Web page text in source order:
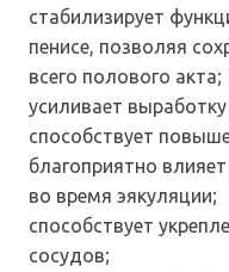
стабилизирует
пенисе, позволяя
всего полового акта;
усиливает
способствует
благоприятно
во время эякуляции;
способствует
сосудов;